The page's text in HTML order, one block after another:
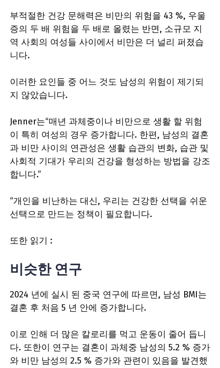
부적절한 건강 문해력은 비만의 위험을 43 %, 우울
증의 두 배 위험을 두 배로 올렸는 반면, 소규모 지
역 사회의 여성들 사이에서 비만은 더 널리 퍼졌습
니다.
이러한 요인들 중 어느 것도 남성의 위험이 제기되
지 않았습니다.
Jenner는“매년 과체중이나 비만으로 생활 할 위험
이 특히 여성의 경우 증가합니다. 한편, 남성의 결혼
과 비만 사이의 연관성은 생활 습관의 변화, 습관 및
사회적 기대가 우리의 건강을 형성하는 방법을 강조
합니다.”
“개인을 비난하는 대신, 우리는 건강한 선택을 쉬운
선택으로 만드는 정책이 필요합니다.
또한 읽기 :
비슷한 연구
2024 년에 실시 된 중국 연구에 따르면, 남성 BMI는
결혼 후 처음 5 년 안에 증가합니다.
이로 인해 더 많은 칼로리를 먹고 운동이 줄어 듭니
다. 또한이 연구는 결혼이 과체중 남성의 5.2 % 증가
와 비만 남성의 2.5 % 증가와 관련이 있음을 발견했